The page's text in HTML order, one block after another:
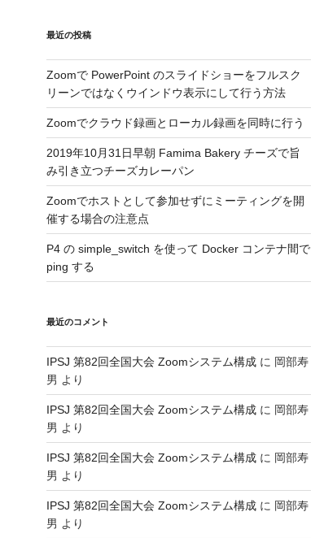
最近の投稿
Zoomで PowerPoint のスライドショーをフルスク
リーンではなくウインドウ表示にして行う方法
Zoomでクラウド録画とローカル録画を同時に行う
2019年10月31日早朝 Famima Bakery チーズで旨
み引き立つチーズカレーパン
Zoomでホストとして参加せずにミーティングを開
催する場合の注意点
P4 の simple_switch を使って Docker コンテナ間で
ping する
最近のコメント
IPSJ 第82回全国大会 Zoomシステム構成に 岡部寿
男 より
IPSJ 第82回全国大会 Zoomシステム構成に 岡部寿
男 より
IPSJ 第82回全国大会 Zoomシステム構成に 岡部寿
男 より
IPSJ 第82回全国大会 Zoomシステム構成に 岡部寿
男 より